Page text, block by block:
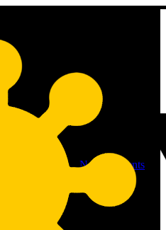
a Gastrite
10th, 2023 No Comments